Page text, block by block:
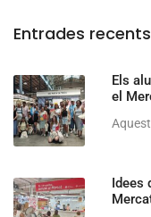
Entrades recents
Els
el
Idees